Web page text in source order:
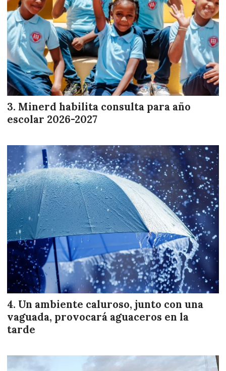
Minerd habilita consulta para año
escolar 2026-2027
Un ambiente caluroso, junto con una
vaguada, provocará aguaceros en la
tarde